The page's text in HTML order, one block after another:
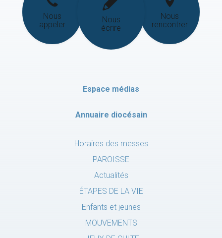
Nous
appeler
Nous
écrire
Nous
rencontrer
Espace médias
Annuaire diocésain
Horaires des messes
PAROISSE
Actualités
ÉTAPES DE LA VIE
Enfants et jeunes
MOUVEMENTS